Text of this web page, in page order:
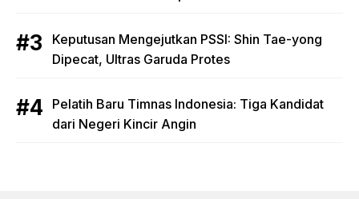
Keputusan Mengejutkan PSSI: Shin Tae-yong
Dipecat, Ultras Garuda Protes
Pelatih Baru Timnas Indonesia: Tiga Kandidat
dari Negeri Kincir Angin